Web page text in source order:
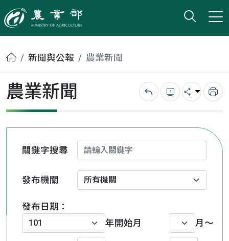
農業部
打開
小版
首頁新聞與公報 農業新聞
農業新聞 回上一頁錯誤回報
分享 列
關鍵字搜尋
發布機關
發布日期：
年 開始月 月～